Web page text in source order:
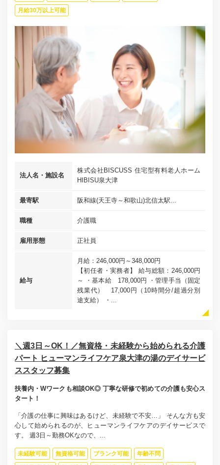
月給30万以上可能
法人名・施設名
株式会社BISCUSS 住宅型有料老人ホーム
HIBISU泉大津
最寄駅 阪和線(天王寺～和歌山)北信太駅...
職種 介護職
雇用形態 正社員
給与
月給：246,000円～348,000円
【初任者・実務者】 給与総額：246,000円
～ ・基本給 178,000円 ・管理手当（固定
残業代） 17,000円（10時間分/超過分別
途支給） ・...
＼週3日～OK！／無資格・未経験から始められる介護
パート ヒューマンライフケア泉大津の湯のデイサービ
ススタッフ募集
扶養内・Wワークも相談OK◎ 丁寧な研修で初めての介護も安心ス
タート！
「介護の仕事に興味はあるけど、未経験で不安…」 そんな方も安
心して始められるのが、ヒューマンライフケアのデイサービスで
す。 週3日～勤務OKなので、...
未経験可能 無資格可能 ブランク可能 年齢不問